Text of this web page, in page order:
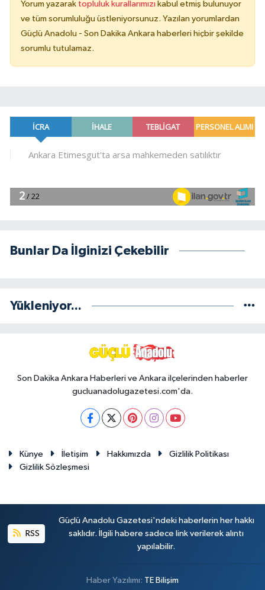
Yorum yazarak topluluk kurallarımızı kabul etmiş bulunuyor
ve tüm sorumluluğu üstleniyorsunuz. Yazılan yorumlardan
Güçlü Anadolu - Son Dakika Ankara haberleri hiçbir şekilde
sorumlu tutulamaz.
Bunlar Da İlginizi Çekebilir
Yükleniyor...
Son Dakika Ankara Haberleri ve Ankara ilçelerinden haberler
gucluanadolugazetesi.com'da.
Künye İletişim Hakkımızda
Gizlilik Politikası
Gizlilik Sözleşmesi
RSS
Güçlü Anadolu Gazetesi'ndeki haberlerin her hakkı
saklıdır. İlgili habere sadece link verilerek alıntı
yapılabilir.
Haber Yazılımı: TE Bilişim